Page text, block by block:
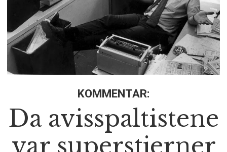
KOMMENTAR:
Da avisspaltistene
var superstjerner